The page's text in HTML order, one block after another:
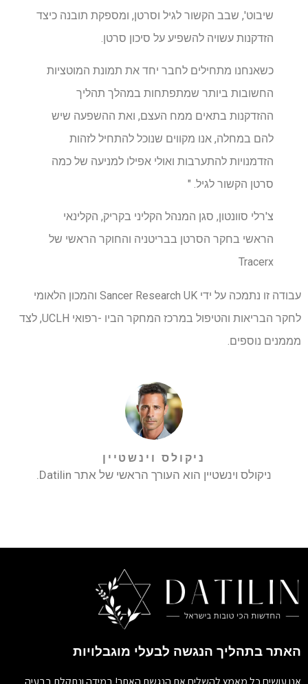
שיבוט', שבב הקשור לגיל וסרטן, ומספקת תובנה כיצד
הזדקנות עשויה להשפיע על סיכון סרטן.
כשאנחנו מתחילים לחבר יחד את תמונת המוטציות
החשובות ביותר שמתפתחות במהלך תהליך
ההזדקנות בתאים ממח העצם, ואת ההשפעה שיש
להם במחלה, אנו מקווים שנוכל להתחיל לזהות
הזדמנויות להתערבות ואולי אפילו למניעה של כמה
סרטן הקשור לגיל. "
צ'רלי סוונטון, סגן המנהל הקליני בקריק, הקלינאי
הראשי בחקר הסרטן בבריטניה והחוקר הראשי של
Tracerx
עבודה זו נתמכה על ידי Sancer Research UK והמכון הלאומי
לחקר הבריאות והטיפול במרכז המחקר הביו -רפואי UCLH, לצד
מממנים נוספים.
ניקולס וינשטיין
ניקולס וינשטיין הוא העורך הראשי של אתר Datilin.
האתר בתהליך הנגשה לבעלי מוגבלויות